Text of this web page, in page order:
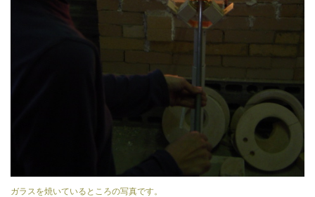
ガラスを焼いているところの写真です。